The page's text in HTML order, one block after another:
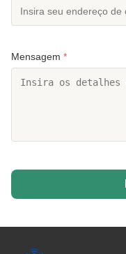
Mensagem *